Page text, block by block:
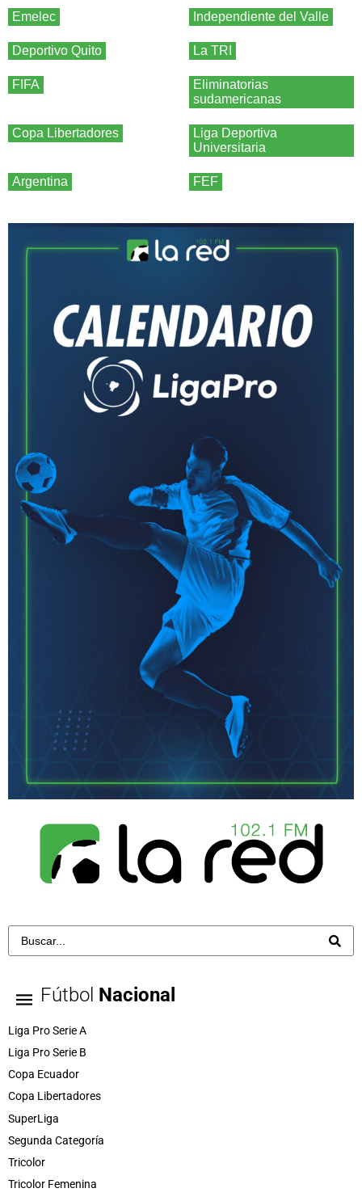
Emelec Independiente del Valle
Deportivo Quito La TRI
FIFA
Eliminatorias
sudamericanas
Copa Libertadores
Liga Deportiva
Universitaria
Argentina FEF
Fútbol Nacional
Liga Pro Serie A
Liga Pro Serie B
Copa Ecuador
Copa Libertadores
SuperLiga
Segunda Categoría
Tricolor
Tricolor Femenina